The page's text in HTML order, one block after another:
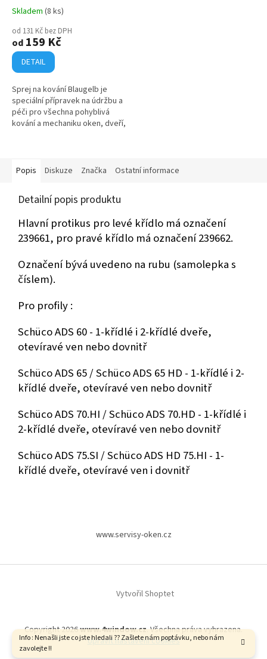
Info : Nenašli jste co jste hledali ?? Zašlete nám poptávku, nebo nám
zavolejte !!
Skladem (8 ks)
od 131 Kč bez DPH
od 159 Kč
DETAIL
Sprej na kování Blaugelb je
speciální přípravek na údržbu a
péči pro všechna pohyblivá
kování a mechaniku oken, dveří,
Popis
Diskuze Značka Ostatní informace
Detailní popis produktu
Hlavní protikus pro levé křídlo má označení
239661, pro pravé křídlo má označení 239662.
Označení bývá uvedeno na rubu (samolepka s
číslem).
Pro profily :
Schüco ADS 60 - 1-křídlé i 2-křídlé dveře,
otevíravé ven nebo dovnitř
Schüco ADS 65 / Schüco ADS 65 HD - 1-křídlé i 2-
křídlé dveře, otevíravé ven nebo dovnitř
Schüco ADS 70.HI / Schüco ADS 70.HD - 1-křídlé i
2-křídlé dveře, otevíravé ven nebo dovnitř
Schüco ADS 75.SI / Schüco ADS HD 75.HI - 1-
křídlé dveře, otevíravé ven i dovnitř
t
www.servisy-oken.cz
Vytvořil Shoptet
Copyright 2026www.4window.cz. Všechna práva vyhrazena.
Upravit nastavení cookies